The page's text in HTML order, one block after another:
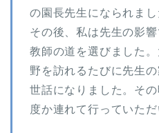
の園長先生になられまし
その後、私は先生の影
教師の道を選びました
野を訪れるたびに先生
世話になりました。そ
度か連れて行っていただ